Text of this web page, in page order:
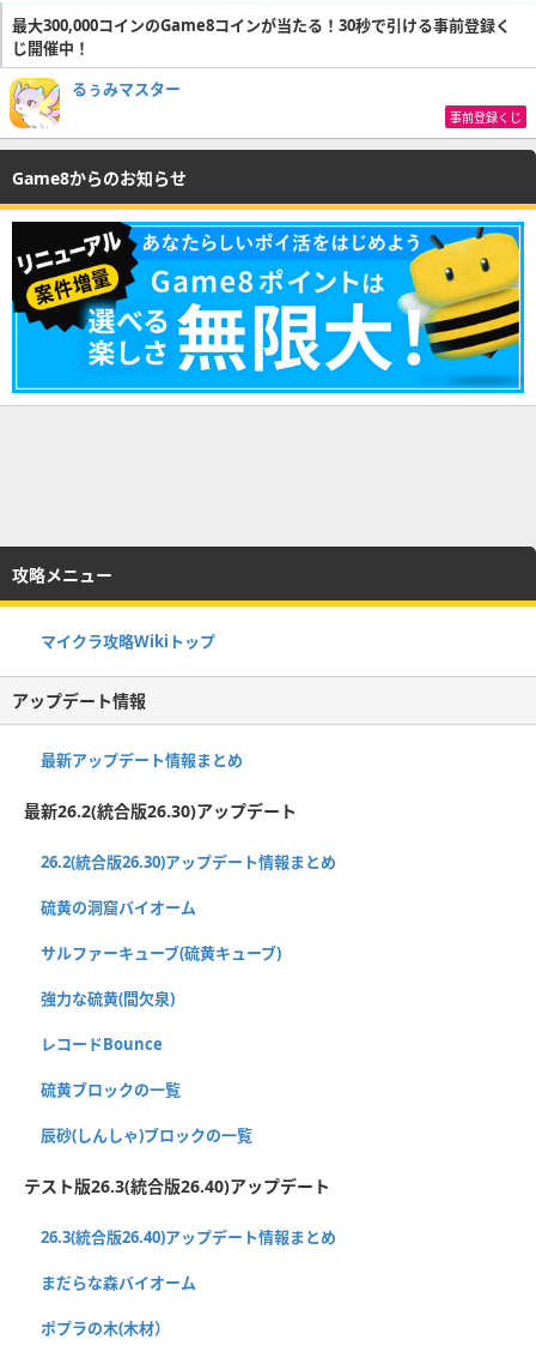
最大300,000コインのGame8コインが当たる！30秒で引ける事前登録く
じ開催中！
るぅみマスター
事前登録くじ
Game8からのお知らせ
攻略メニュー
マイクラ攻略Wikiトップ
アップデート情報
最新アップデート情報まとめ
最新26.2(統合版26.30)アップデート
26.2(統合版26.30)アップデート情報まとめ
硫黄の洞窟バイオーム
サルファーキューブ(硫黄キューブ)
強力な硫黄(間欠泉)
レコードBounce
硫黄ブロックの一覧
辰砂(しんしゃ)ブロックの一覧
テスト版26.3(統合版26.40)アップデート
26.3(統合版26.40)アップデート情報まとめ
まだらな森バイオーム
ポプラの木(木材）